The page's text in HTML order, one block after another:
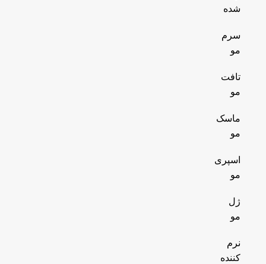
شده
سرم
مو
تافت
مو
ماسک
مو
اسپری
مو
ژل
مو
نرم
کننده